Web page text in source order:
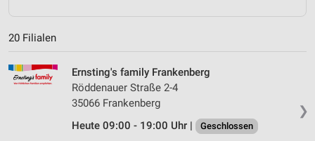
20 Filialen
❯
Ernsting's family Frankenberg
Röddenauer Straße 2-4
35066 Frankenberg
Heute 09:00 - 19:00 Uhr |
Geschlossen